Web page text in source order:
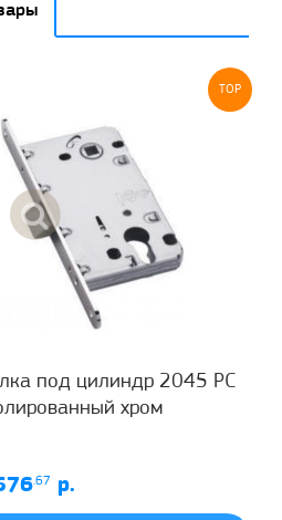
TOP
под цилиндр 2045 РС
хром
.67 р.